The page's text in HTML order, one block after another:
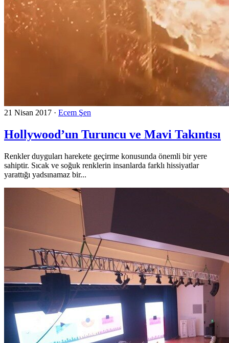
21 Nisan 2017 · Ecem Şen
Hollywood’un Turuncu ve Mavi Takıntısı
Renkler duyguları harekete geçirme konusunda önemli bir yere
sahiptir. Sıcak ve soğuk renklerin insanlarda farklı hissiyatlar
yarattığı yadsınamaz bir...